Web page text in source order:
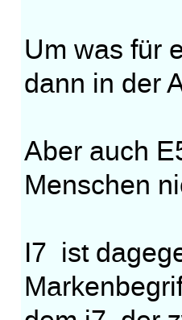
Um was für
dann in der
Aber auch
Menschen
I7 ist